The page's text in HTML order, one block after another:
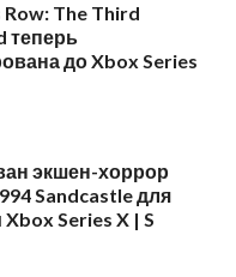
Row: The Third
теперь
до Xbox Series
экшен-хоррор
Sandcastle для
Series X | S